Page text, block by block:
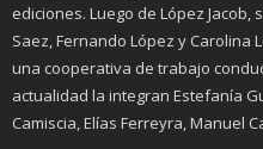
ediciones. Luego de López
Saez, Fernando López y Carolina
una cooperativa de trabajo
actualidad la integran Estefanía
Camiscia, Elías Ferreyra, Manuel